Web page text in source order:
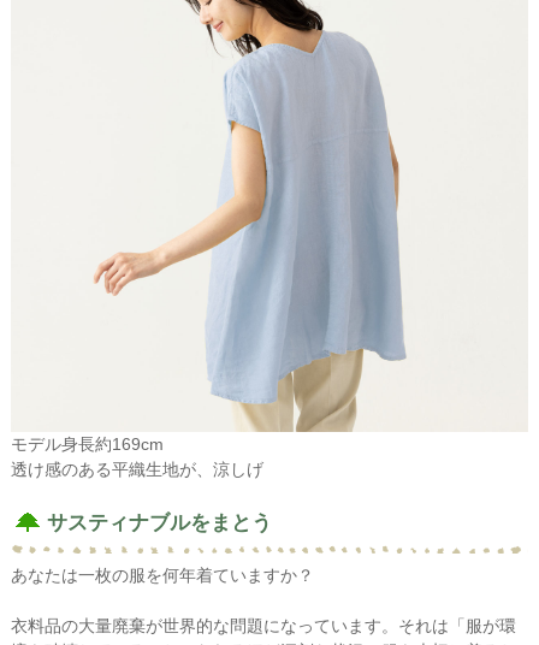
モデル身長約169cm
透け感のある平織生地が、涼しげ
サスティナブルをまとう
あなたは一枚の服を何年着ていますか？
衣料品の大量廃棄が世界的な問題になっています。それは「服が環